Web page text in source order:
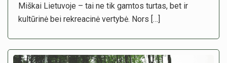
Miškai Lietuvoje – tai ne tik gamtos turtas, bet ir
kultūrinė bei rekreacinė vertybė. Nors […]